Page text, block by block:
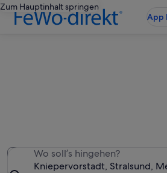
Zum Hauptinhalt springen
App
Wo soll’s hingehen?
Kniepervorstadt, Stralsund,